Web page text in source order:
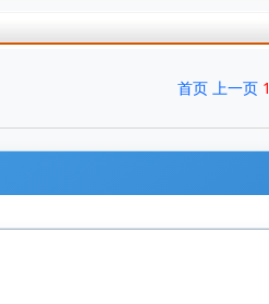
首页 上一页